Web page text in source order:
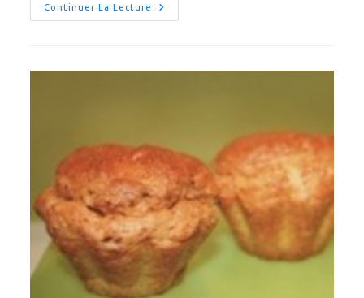
Continuer La Lecture
Churros
Dukan